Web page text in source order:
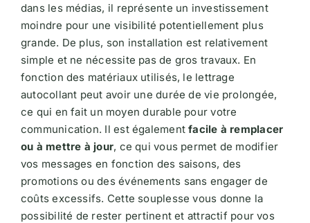
dans les médias, il représente un investissement
moindre pour une visibilité potentiellement plus
grande. De plus, son installation est relativement
simple et ne nécessite pas de gros travaux. En
fonction des matériaux utilisés, le lettrage
autocollant peut avoir une durée de vie prolongée,
ce qui en fait un moyen durable pour votre
communication. Il est égalementfacile à remplacer
ou à mettre à jour, ce qui vous permet de modifier
vos messages en fonction des saisons, des
promotions ou des événements sans engager de
coûts excessifs. Cette souplesse vous donne la
possibilité de rester pertinent et attractif pour vos